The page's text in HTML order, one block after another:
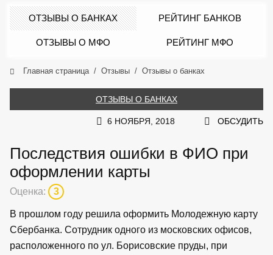
ОТЗЫВЫ О БАНКАХ РЕЙТИНГ БАНКОВ
ОТЗЫВЫ О МФО РЕЙТИНГ МФО
Главная страница Отзывы Отзывы о банках
ОТЗЫВЫ О БАНКАХ
6 НОЯБРЯ, 2018 ОБСУДИТЬ
Последствия ошибки в ФИО при
оформлении карты
Оценка: 3
В прошлом году решила оформить Молодежную карту
Сбербанка. Сотрудник одного из московских офисов,
расположенного по ул. Борисовские пруды, при